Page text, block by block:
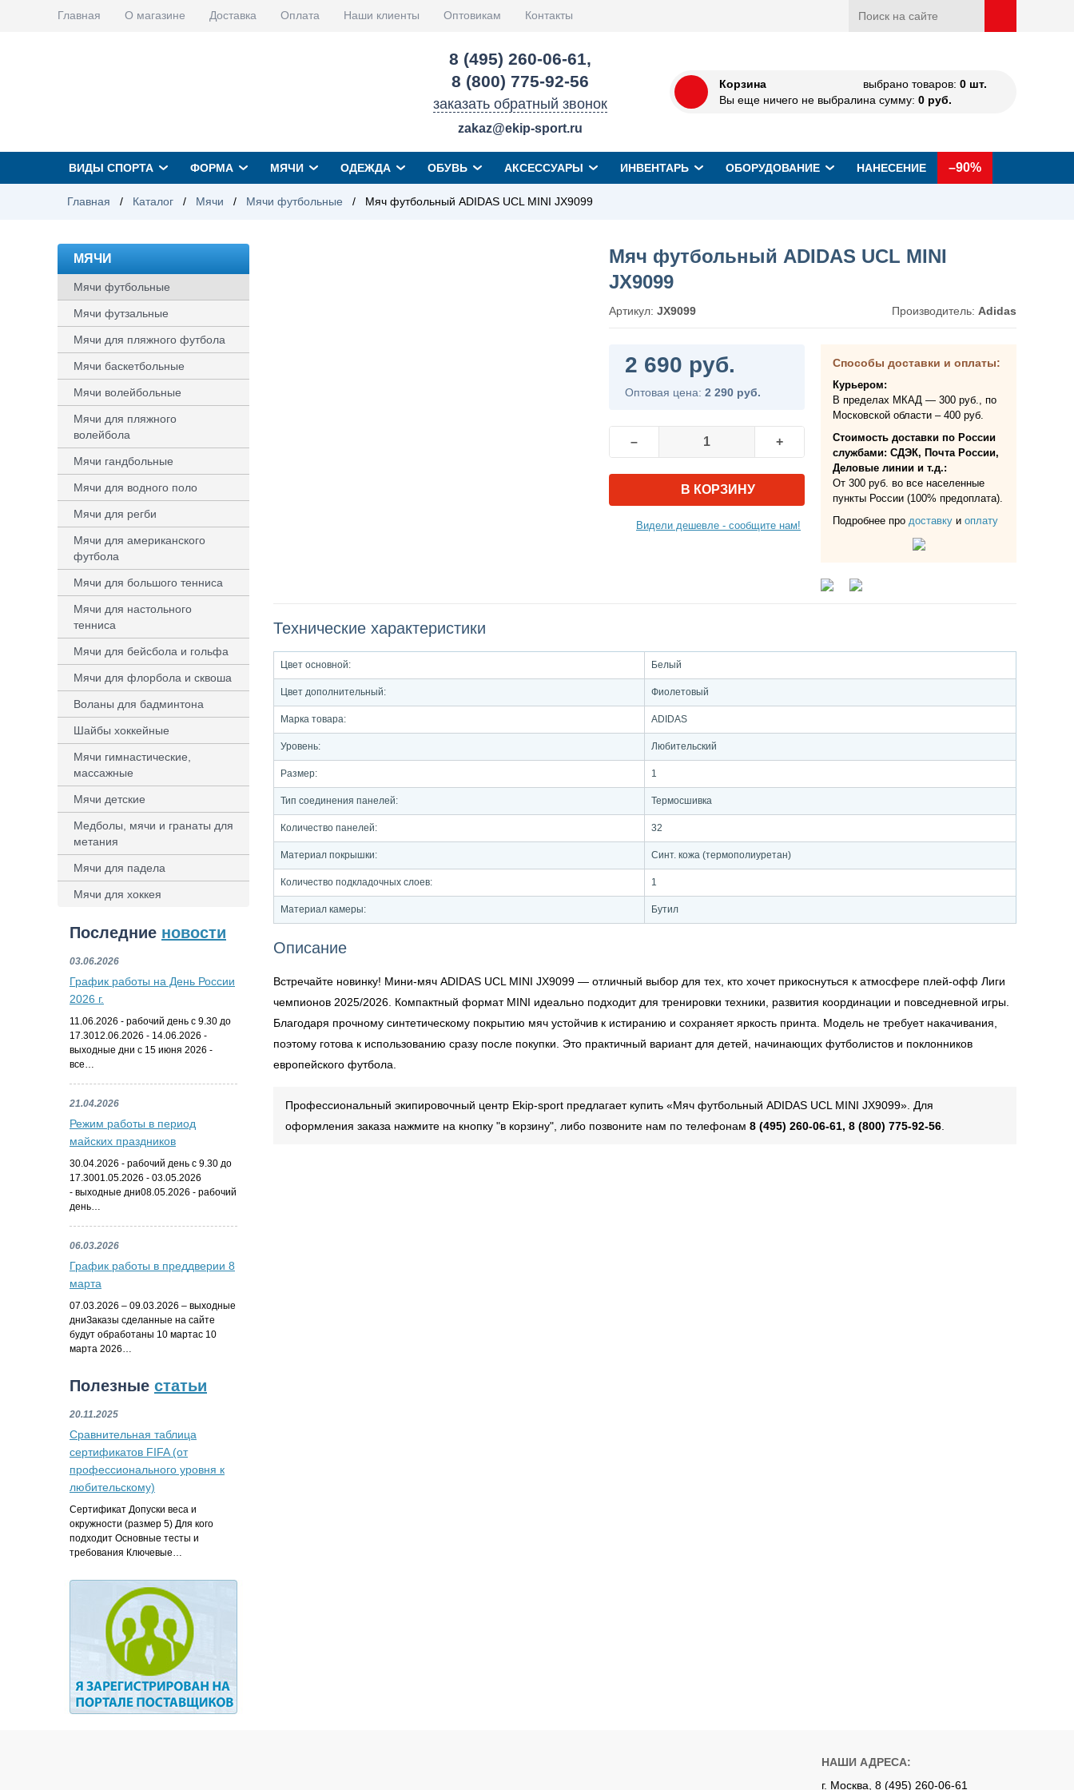
Главная О магазине Доставка Оплата Наши клиенты Оптовикам Контакты
8 (495) 260-06-61,
8 (800) 775-92-56
заказать обратный звонок
zakaz@ekip-sport.ru
Корзина
Вы еще ничего не выбрали
выбрано товаров: 0 шт.
на сумму: 0 руб.
ВИДЫ СПОРТА ФОРМА МЯЧИ ОДЕЖДА ОБУВЬ АКСЕССУАРЫ ИНВЕНТАРЬ ОБОРУДОВАНИЕ НАНЕСЕНИЕ –90%
Главная / Каталог / Мячи / Мячи футбольные / Мяч футбольный ADIDAS UCL MINI JX9099
МЯЧИ
Мячи футбольные
Мячи футзальные
Мячи для пляжного футбола
Мячи баскетбольные
Мячи волейбольные
Мячи для пляжного
волейбола
Мячи гандбольные
Мячи для водного поло
Мячи для регби
Мячи для американского
футбола
Мячи для большого тенниса
Мячи для настольного
тенниса
Мячи для бейсбола и гольфа
Мячи для флорбола и сквоша
Воланы для бадминтона
Шайбы хоккейные
Мячи гимнастические,
массажные
Мячи детские
Медболы, мячи и гранаты для
метания
Мячи для падела
Мячи для хоккея
Последние новости
03.06.2026
График работы на День России
2026 г.
11.06.2026 - рабочий день с 9.30 до
17.3012.06.2026 - 14.06.2026 -
выходные дни с 15 июня 2026 -
все…
21.04.2026
Режим работы в период
майских праздников
30.04.2026 - рабочий день с 9.30 до
17.3001.05.2026 - 03.05.2026
- выходные дни08.05.2026 - рабочий
день…
06.03.2026
График работы в преддверии 8
марта
07.03.2026 – 09.03.2026 – выходные
дниЗаказы сделанные на сайте
будут обработаны 10 мартас 10
марта 2026…
Полезные статьи
20.11.2025
Сравнительная таблица
сертификатов FIFA (от
профессионального уровня к
любительскому)
Сертификат Допуски веса и
окружности (размер 5) Для кого
подходит Основные тесты и
требования Ключевые…
Мяч футбольный ADIDAS UCL MINI
JX9099
Артикул: JX9099 Производитель: Adidas
2 690 руб.
Оптовая цена: 2 290 руб.
– +
В КОРЗИНУ
Видели дешевле - сообщите нам!
Способы доставки и оплаты:
Курьером:
В пределах МКАД — 300 руб., по
Московской области – 400 руб.
Стоимость доставки по России
службами: СДЭК, Почта России,
Деловые линии и т.д.:
От 300 руб. во все населенные
пункты России (100% предоплата).
Подробнее про доставку и оплату
Технические характеристики
Цвет основной: Белый
Цвет дополнительный: Фиолетовый
Марка товара: ADIDAS
Уровень: Любительский
Размер: 1
Тип соединения панелей: Термосшивка
Количество панелей: 32
Материал покрышки: Синт. кожа (термополиуретан)
Количество подкладочных слоев: 1
Материал камеры: Бутил
Описание
Встречайте новинку! Мини-мяч ADIDAS UCL MINI JX9099 — отличный выбор для тех, кто хочет прикоснуться к атмосфере плей-офф Лиги
чемпионов 2025/2026. Компактный формат MINI идеально подходит для тренировки техники, развития координации и повседневной игры.
Благодаря прочному синтетическому покрытию мяч устойчив к истиранию и сохраняет яркость принта. Модель не требует накачивания,
поэтому готова к использованию сразу после покупки. Это практичный вариант для детей, начинающих футболистов и поклонников
европейского футбола.
Профессиональный экипировочный центр Ekip-sport предлагает купить «Мяч футбольный ADIDAS UCL MINI JX9099». Для
оформления заказа нажмите на кнопку "в корзину", либо позвоните нам по телефонам 8 (495) 260-06-61, 8 (800) 775-92-56
НАШИ АДРЕСА:
г. Москва, 8 (495) 260-06-61